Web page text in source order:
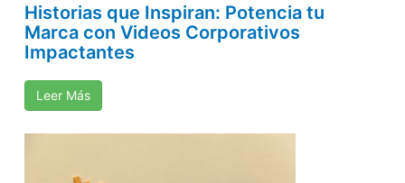
Historias que Inspiran: Potencia tu
Marca con Videos Corporativos
Impactantes
Leer Más